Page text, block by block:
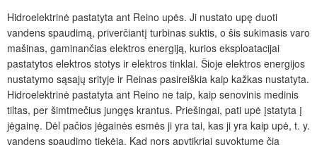
Hidroelektrinė pastatyta ant Reino upės. Ji nustato upę duoti
vandens spaudimą, priverčiantį turbinas suktis, o šis sukimasis varo
mašinas, gaminančias elektros energiją, kurios eks­ploatacijai
pastatytos elektros stotys ir elektros tinklai. Šioje elektros energijos
nustatymo sąsajų srityje ir Reinas pasireiškia kaip kažkas nustatyta.
Hidroelektrinė pastatyta ant Reino ne taip, kaip senovinis medinis
tiltas, per šimtmečius jungęs krantus. Priešingai, pati upė įstatyta į
jėgainę. Dėl pačios jėgainės esmės ji yra tai, kas ji yra kaip upė, t. y.
vandens spaudimo tiekėja. Kad nors apytikriai suvoktume čia